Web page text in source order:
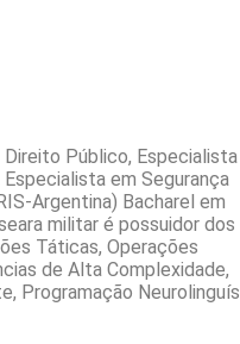
Público,
em Segurança
Argentina) Bacharel em
militar é possuidor dos
Táticas, Operações
de Alta Complexidade,
Programação